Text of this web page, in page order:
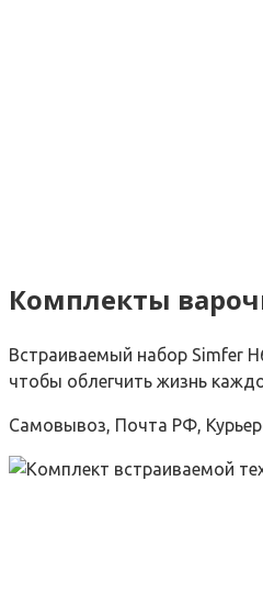
Комплекты
Встраиваемый набор Simfer
чтобы облегчить жизнь
Самовывоз, Почта РФ,